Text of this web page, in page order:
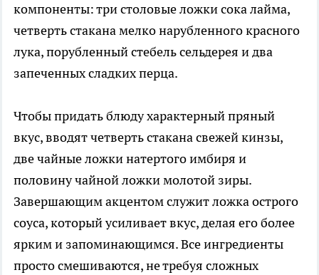
компоненты: три столовые ложки сока лайма,
четверть стакана мелко нарубленного красного
лука, порубленный стебель сельдерея и два
запеченных сладких перца.
Чтобы придать блюду характерный пряный
вкус, вводят четверть стакана свежей кинзы,
две чайные ложки натертого имбиря и
половину чайной ложки молотой зиры.
Завершающим акцентом служит ложка острого
соуса, который усиливает вкус, делая его более
ярким и запоминающимся. Все ингредиенты
просто смешиваются, не требуя сложных